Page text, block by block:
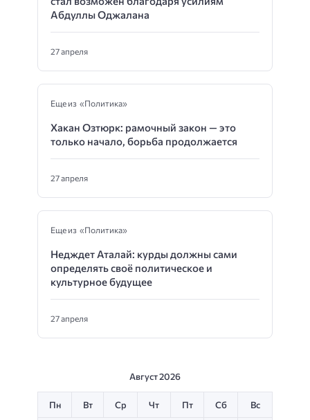
Абдуллы Оджалана
27 апреля
Еще из «Политика»
Хакан Озтюрк: рамочный закон — это
только начало, борьба продолжается
27 апреля
Еще из «Политика»
Недждет Аталай: курды должны сами
определять своё политическое и
культурное будущее
27 апреля
Август 2026
Пн Вт Ср Чт Пт Сб Вс